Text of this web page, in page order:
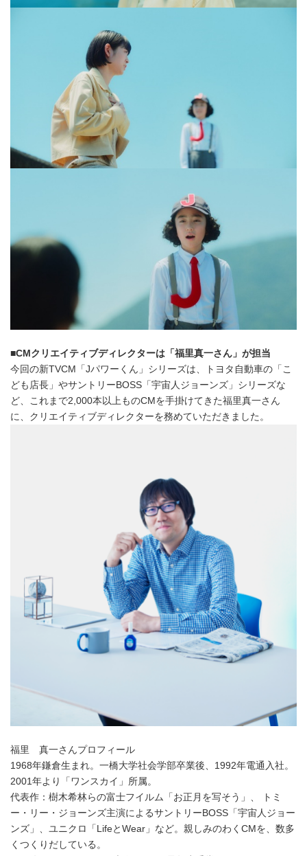
■CM クリエイティブディレクターは「福里真一さん」が担当
今回の新TVCM「Jパワーくん」シリーズは、トヨタ自動車の「こ
ども店長」やサントリーBOSS「宇宙人ジョーンズ」シリーズな
ど、これまで2,000本以上ものCMを手掛けてきた福里真一さん
に、クリエイティブディレクターを務めていただきました。
福里 真一さんプロフィール
1968年鎌倉生まれ。一橋大学社会学部卒業後、1992年電通入社。
2001年より「ワンスカイ」所属。
代表作：樹木希林らの富士フイルム「お正月を写そう」、 トミ
ー・リー・ジョーンズ主演によるサントリーBOSS「宇宙人ジョー
ンズ」、ユニクロ「LifeとWear」など。親しみのわくCMを、数多
くつくりだしている。